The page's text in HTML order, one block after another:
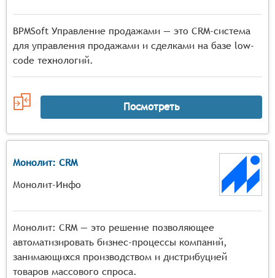
BPMSoft Управление продажами — это CRM-система
для управления продажами и сделками на базе low-
code технологий.
Посмотреть
Монолит: CRM
Монолит-Инфо
Монолит: CRM — это решение позволяющее
автоматизировать бизнес-процессы компаний,
занимающихся производством и дистрибуцией
товаров массового спроса.